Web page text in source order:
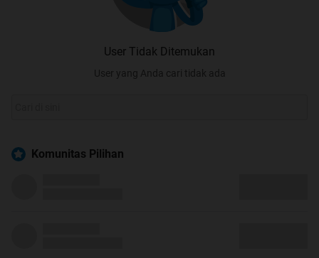
User Tidak Ditemukan
User yang Anda cari tidak ada
Komunitas Pilihan